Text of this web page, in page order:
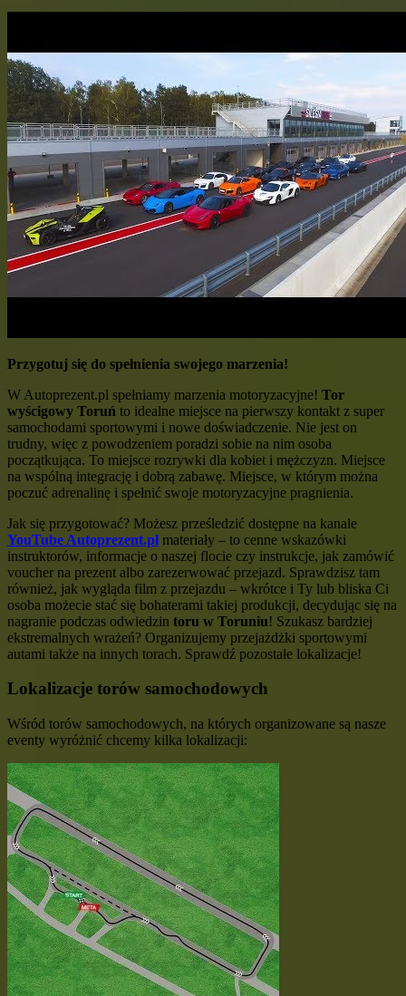
Przygotuj się do spełnienia swojego marzenia!
W Autoprezent.pl spełniamy marzenia motoryzacyjne! Tor
wyścigowy Toruń to idealne miejsce na pierwszy kontakt z super
samochodami sportowymi i nowe doświadczenie. Nie jest on
trudny, więc z powodzeniem poradzi sobie na nim osoba
początkująca. To miejsce rozrywki dla kobiet i mężczyzn. Miejsce
na wspólną integrację i dobrą zabawę. Miejsce, w którym można
poczuć adrenalinę i spełnić swoje motoryzacyjne pragnienia.
Jak się przygotować? Możesz prześledzić dostępne na kanale
YouTube Autoprezent.pl materiały – to cenne wskazówki
instruktorów, informacje o naszej flocie czy instrukcje, jak zamówić
voucher na prezent albo zarezerwować przejazd. Sprawdzisz tam
również, jak wygląda film z przejazdu – wkrótce i Ty lub bliska Ci
osoba możecie stać się bohaterami takiej produkcji, decydując się na
nagranie podczas odwiedzin toru w Toruniu! Szukasz bardziej
ekstremalnych wrażeń? Organizujemy przejażdżki sportowymi
autami także na innych torach. Sprawdź pozostałe lokalizacje!
Lokalizacje torów samochodowych
Wśród torów samochodowych, na których organizowane są nasze
eventy wyróżnić chcemy kilka lokalizacji: